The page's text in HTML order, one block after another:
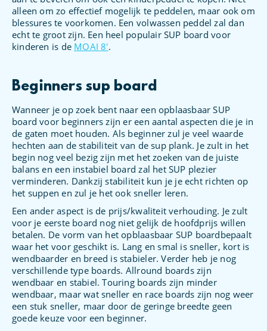
alleen om zo effectief mogelijk te peddelen, maar ook om
blessures te voorkomen. Een volwassen peddel zal dan
echt te groot zijn. Een heel populair SUP board voor
kinderen is de MOAI 8′.
Beginners sup board
Wanneer je op zoek bent naar een opblaasbaar SUP
board voor beginners zijn er een aantal aspecten die je in
de gaten moet houden. Als beginner zul je veel waarde
hechten aan de stabiliteit van de sup plank. Je zult in het
begin nog veel bezig zijn met het zoeken van de juiste
balans en een instabiel board zal het SUP plezier
verminderen. Dankzij stabiliteit kun je je echt richten op
het suppen en zul je het ook sneller leren.
Een ander aspect is de prijs/kwaliteit verhouding. Je zult
voor je eerste board nog niet gelijk de hoofdprijs willen
betalen. De vorm van het opblaasbaar SUP boardbepaalt
waar het voor geschikt is. Lang en smal is sneller, kort is
wendbaarder en breed is stabieler. Verder heb je nog
verschillende type boards. Allround boards zijn
wendbaar en stabiel. Touring boards zijn minder
wendbaar, maar wat sneller en race boards zijn nog weer
een stuk sneller, maar door de geringe breedte geen
goede keuze voor een beginner.